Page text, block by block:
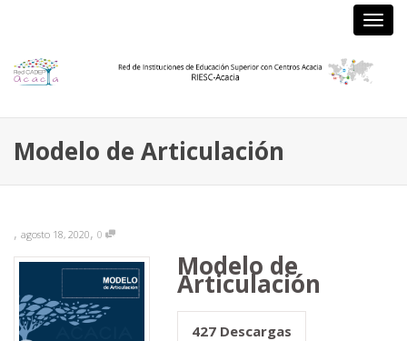
Modelo de Articulación
, agosto 18, 2020, 0
Modelo de
Articulación
427 Descargas